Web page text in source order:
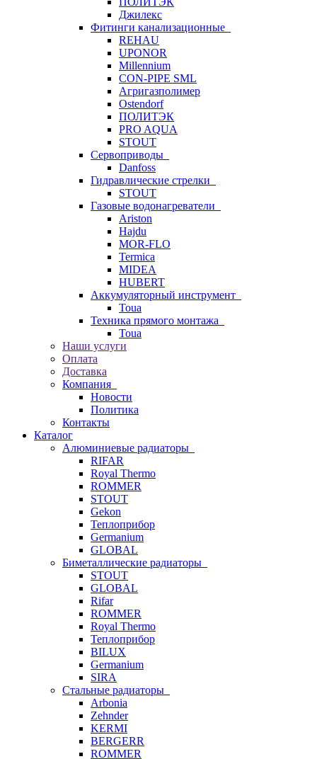
Джилекс
Фитинги канализационные
REHAU
UPONOR
Millennium
CON-PIPE SML
Агригазполимер
Ostendorf
ПОЛИТЭК
PRO AQUA
STOUT
Сервоприводы
Danfoss
Гидравлические стрелки
STOUT
Газовые водонагреватели
Ariston
Hajdu
MOR-FLO
Termica
MIDEA
HUBERT
Аккумуляторный инструмент
Toua
Техника прямого монтажа
Toua
Наши услуги
Оплата
Доставка
Компания
Новости
Политика
Контакты
Каталог
Алюминиевые радиаторы
RIFAR
Royal Thermo
ROMMER
STOUT
Gekon
Теплоприбор
Germanium
GLOBAL
Биметаллические радиаторы
STOUT
GLOBAL
Rifar
ROMMER
Royal Thermo
Теплоприбор
BILUX
Germanium
SIRA
Стальные радиаторы
Arbonia
Zehnder
KERMI
BERGERR
ROMMER